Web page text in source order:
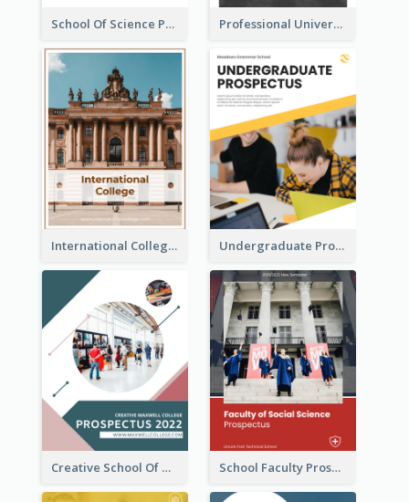
School Of Science Prospectus Professional University Prospectus
International College Prospectus Undergraduate Prospectus
Creative School Of Media Prospectus School Faculty Prospectus